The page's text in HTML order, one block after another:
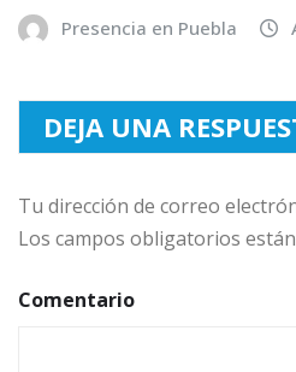
Presencia en Puebla
DEJA UNA
Tu dirección de correo
Los campos obligatorios
Comentario